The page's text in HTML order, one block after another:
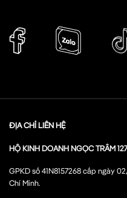
ĐỊA CHỈ LIÊN HỆ
HỘ KINH DOANH NGỌC TRÂM
GPKD số 41N8157268 cấp ngày
Chí Minh.